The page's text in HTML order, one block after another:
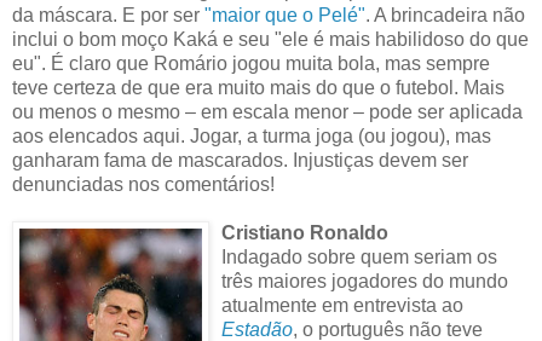
da máscara. E por ser "maior que o Pelé". A brincadeira não
inclui o bom moço Kaká e seu "ele é mais habilidoso do que
eu". É claro que Romário jogou muita bola, mas sempre
teve certeza de que era muito mais do que o futebol. Mais
ou menos o mesmo – em escala menor – pode ser aplicada
aos elencados aqui. Jogar, a turma joga (ou jogou), mas
ganharam fama de mascarados. Injustiças devem ser
denunciadas nos comentários!
Cristiano Ronaldo
Indagado sobre quem seriam os
três maiores jogadores do mundo
atualmente em entrevista ao
Estadão, o português não teve